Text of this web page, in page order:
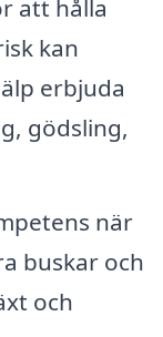
att hålla
kan
erbjuda
gödsling,
när
buskar och
och